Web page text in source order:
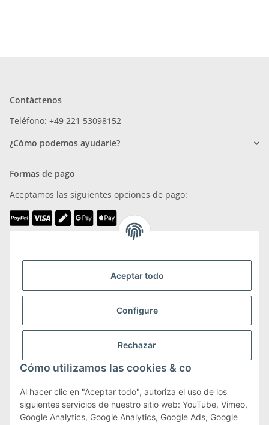
Aceptar todo
Configure
Rechazar
Cómo utilizamos las cookies & co
Al hacer clic en "Aceptar todo", autoriza el uso de los
siguientes servicios de nuestro sitio web: YouTube, Vimeo,
Google Analytics, Google Analytics, Google Ads, Google
Contáctenos
Teléfono: +49 221 53098152
¿Cómo podemos ayudarle?
Formas de pago
Aceptamos las siguientes opciones de pago:
Más información sobre transporte y devoluciones
Términos y condiciones